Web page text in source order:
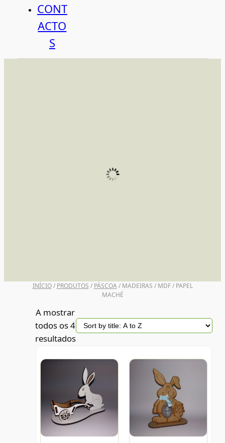
CONT
ACTO
S
INÍCIO/ PRODUTOS / PÁSCOA/ MADEIRAS / MDF / PAPEL
MACHÉ
A mostrar
todos os 4
resultados